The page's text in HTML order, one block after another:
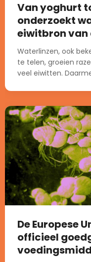
Van yoghurt
onderzoekt
eiwitbron van
Waterlinzen, ook
te telen, groeien
veel eiwitten.
De Europese
officieel